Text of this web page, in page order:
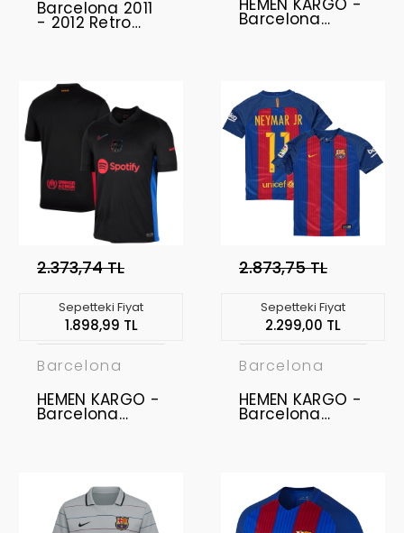
Barcelona 2011
- 2012 Retro
HEMEN KARGO -
Barcelona
2.373,74 TL
Sepetteki Fiyat
1.898,99 TL
Barcelona
HEMEN KARGO -
Barcelona
2.873,75 TL
Sepetteki Fiyat
2.299,00 TL
Barcelona
HEMEN KARGO -
Barcelona